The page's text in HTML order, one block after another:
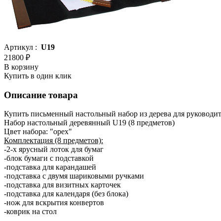
Артикул : U19
21800 ₽
В корзину
Купить в один клик
Описание товара
Купить письменный настольный набор из дерева для
Набор настольный деревянный U19 (8 предметов)
Цвет набора: "орех"
Комплектация (8 предметов):
-2-х ярусный лоток для бумаг
-блок бумаги с подставкой
-подставка для карандашей
-подставка с двумя шариковыми ручками
-подставка для визитных карточек
-подставка для календаря (без блока)
-нож для вскрытия конвертов
-коврик на стол